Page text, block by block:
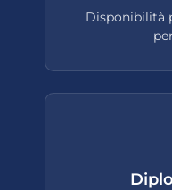
Disponibilità